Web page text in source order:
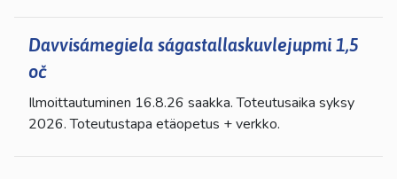
Davvisámegiela ságastallaskuvlejupmi 1,5
oč
Ilmoittautuminen 16.8.26 saakka. Toteutusaika syksy
2026. Toteutustapa etäopetus + verkko.